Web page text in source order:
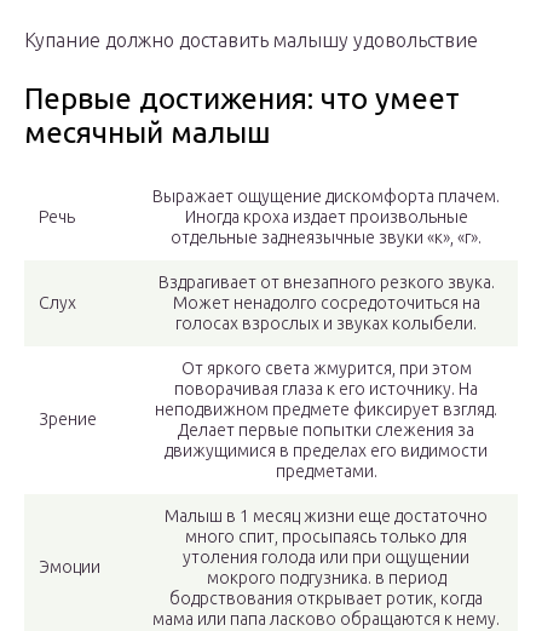
Купание должно доставить малышу удовольствие
Первые достижения: что умеет
месячный малыш
Речь
Выражает ощущение дискомфорта плачем.
Иногда кроха издает произвольные
отдельные заднеязычные звуки «к», «г».
Слух
Вздрагивает от внезапного резкого звука.
Может ненадолго сосредоточиться на
голосах взрослых и звуках колыбели.
Зрение
От яркого света жмурится, при этом
поворачивая глаза к его источнику. На
неподвижном предмете фиксирует взгляд.
Делает первые попытки слежения за
движущимися в пределах его видимости
предметами.
Эмоции
Малыш в 1 месяц жизни еще достаточно
много спит, просыпаясь только для
утоления голода или при ощущении
мокрого подгузника. в период
бодрствования открывает ротик, когда
мама или папа ласково обращаются к нему.